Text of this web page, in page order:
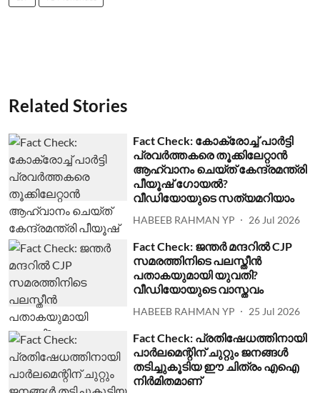
Related Stories
Fact Check: കോക്രോച്ച് പാര്‍ട്ടി
പ്രവര്‍ത്തകരെ തൂക്കിലേറ്റാന്‍
ആഹ്വാനം ചെയ്ത് കേന്ദ്രമന്ത്രി
പീയൂഷ് ഗോയല്‍?
വീഡിയോയുടെ സത്യമറിയാം
HABEEB RAHMAN YP 26 Jul 2026
Fact Check: ജന്തര്‍ മന്ദറില്‍ CJP
സമരത്തിനിടെ പലസ്തീന്‍
പതാകയുമായി യുവതി?
വീഡിയോയുടെ വാസ്തവം
HABEEB RAHMAN YP 25 Jul 2026
Fact Check: പ്രതിഷേധത്തിനായി
പാര്‍ലമെന്റിന് ചുറ്റും ജനങ്ങള്‍
തടിച്ചുകൂടിയ ഈ ചിത്രം എഐ
നിര്‍മിതമാണ്